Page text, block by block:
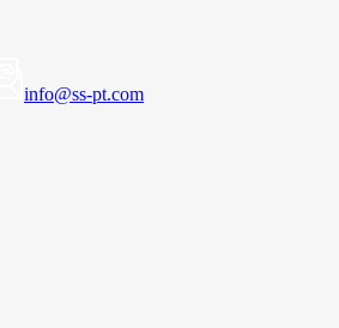
info@ss-pt.com